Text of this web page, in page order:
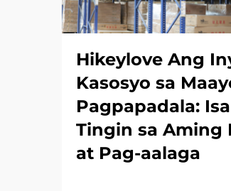
Hikeylove Ang
Kasosyo sa
Pagpapadala:
Tingin sa Aming
at Pag-aalaga